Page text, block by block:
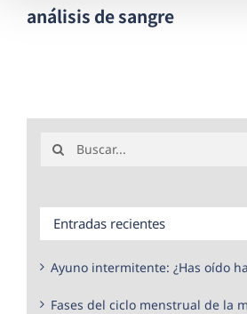
análisis de sangre
Entradas recientes
Ayuno intermitente: ¿Has oído
Fases del ciclo menstrual de la